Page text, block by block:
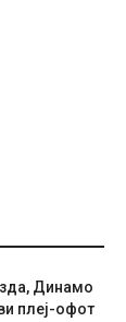
Динамо
плеј-офот